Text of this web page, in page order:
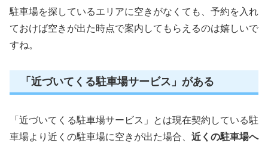
駐車場を探しているエリアに空きがなくても、予約を入れ
ておけば空きが出た時点で案内してもらえるのは嬉しいで
すね。
「近づいてくる駐車場サービス」がある
「近づいてくる駐車場サービス」とは現在契約している駐
車場より近くの駐車場に空きが出た場合、 近くの駐車場へ